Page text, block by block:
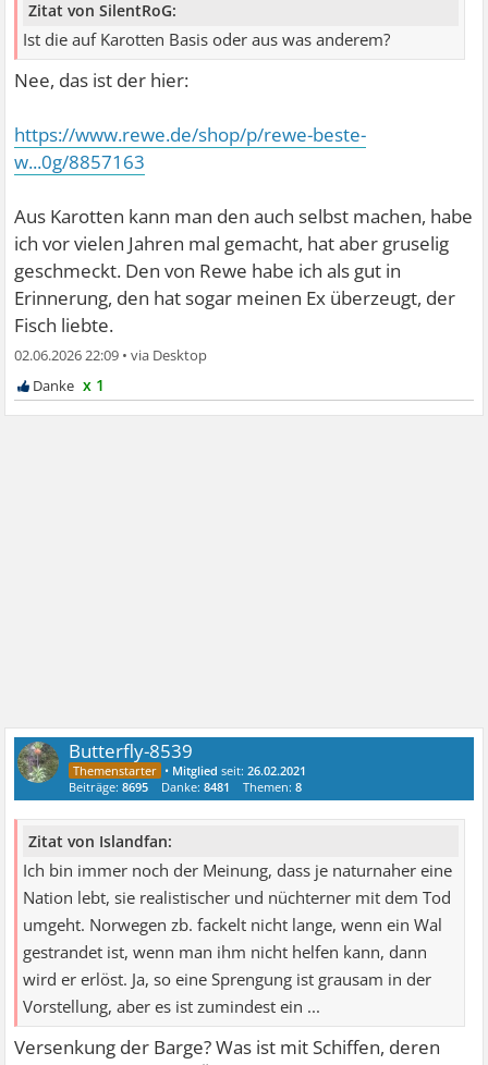
Zitat von SilentRoG:
Ist die auf Karotten Basis oder aus was anderem?
Nee, das ist der hier:
https://www.rewe.de/shop/p/rewe-beste-
w...0g/8857163
Aus Karotten kann man den auch selbst machen, habe
ich vor vielen Jahren mal gemacht, hat aber gruselig
geschmeckt. Den von Rewe habe ich als gut in
Erinnerung, den hat sogar meinen Ex überzeugt, der
Fisch liebte.
02.06.2026 22:09 •
x 1
Butterfly-8539
• Mitglied seit:26.02.2021
Beiträge:8695 Danke:8481 Themen:8
Zitat von Islandfan:
Ich bin immer noch der Meinung, dass je naturnaher eine
Nation lebt, sie realistischer und nüchterner mit dem Tod
umgeht. Norwegen zb. fackelt nicht lange, wenn ein Wal
gestrandet ist, wenn man ihm nicht helfen kann, dann
wird er erlöst. Ja, so eine Sprengung ist grausam in der
Vorstellung, aber es ist zumindest ein ...
Versenkung der Barge? Was ist mit Schiffen, deren